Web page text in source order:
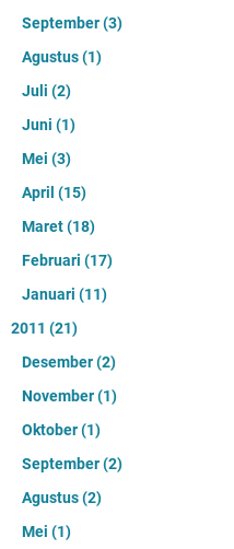
September(3)
Agustus(1)
Juli (2)
Juni (1)
Mei (3)
April (15)
Maret(18)
Februari (17)
Januari (11)
2011 (21)
Desember(2)
November(1)
Oktober(1)
September(2)
Agustus(2)
Mei (1)